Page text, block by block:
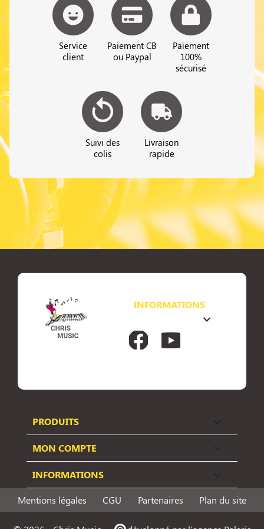
Service
client
Paiement CB
ou Paypal
Paiement
100%
sécurisé
Suivi des
colis
Livraison
rapide
INFORMATIONS
keyboard_arrow_down
FacebookYouTube
PRODUITS
MON COMPTE
INFORMATIONS
Mentions légales CGU Partenaires Plan du site